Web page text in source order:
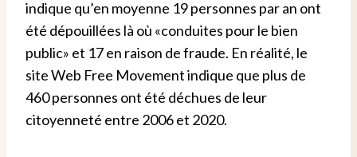
indique qu’en moyenne 19 personnes par an ont
été dépouillées là où «conduites pour le bien
public» et 17 en raison de fraude. En réalité, le
site Web Free Movement indique que plus de
460 personnes ont été déchues de leur
citoyenneté entre 2006 et 2020.